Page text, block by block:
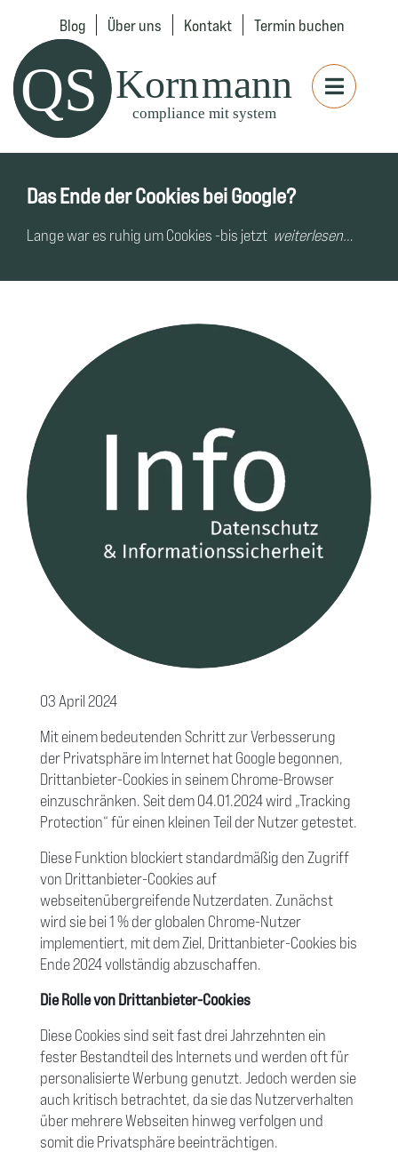
Blog Über uns Kontakt Termin buchen
Das Ende der Cookies bei Google?
Lange war es ruhig um Cookies -bis jetzt weiterlesen…
03 April 2024
Mit einem bedeutenden Schritt zur Verbesserung
der Privatsphäre im Internet hat Google begonnen,
Drittanbieter-Cookies in seinem Chrome-Browser
einzuschränken. Seit dem 04.01.2024 wird „Tracking
Protection“ für einen kleinen Teil der Nutzer getestet.
Diese Funktion blockiert standardmäßig den Zugriff
von Drittanbieter-Cookies auf
webseitenübergreifende Nutzerdaten. Zunächst
wird sie bei 1 % der globalen Chrome-Nutzer
implementiert, mit dem Ziel, Drittanbieter-Cookies bis
Ende 2024 vollständig abzuschaffen.
Die Rolle von Drittanbieter-Cookies
Diese Cookies sind seit fast drei Jahrzehnten ein
fester Bestandteil des Internets und werden oft für
personalisierte Werbung genutzt. Jedoch werden sie
auch kritisch betrachtet, da sie das Nutzerverhalten
über mehrere Webseiten hinweg verfolgen und
somit die Privatsphäre beeinträchtigen.